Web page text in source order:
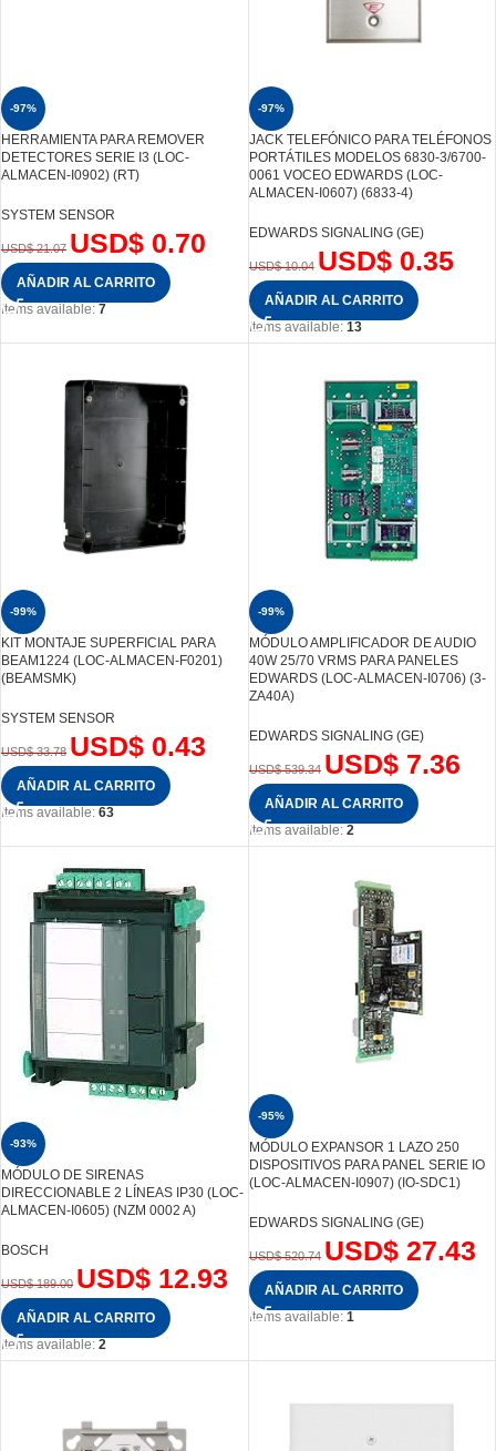
-97%
HERRAMIENTA PARA REMOVER
DETECTORES SERIE I3 (LOC-
ALMACEN-I0902) (RT)
SYSTEM SENSOR
USD$21.07 USD$ 0.70
AÑADIR AL CARRITO
Items available: 7
-97%
JACK TELEFÓNICO PARA TELÉFONOS
PORTÁTILES MODELOS 6830-3/6700-
0061 VOCEO EDWARDS (LOC-
ALMACEN-I0607) (6833-4)
EDWARDS SIGNALING (GE)
USD$10.04 USD$0.35
AÑADIR AL CARRITO
Items available: 13
-99%
KIT MONTAJE SUPERFICIAL PARA
BEAM1224 (LOC-ALMACEN-F0201)
(BEAMSMK)
SYSTEM SENSOR
USD$33.78 USD$ 0.43
AÑADIR AL CARRITO
Items available: 63
-99%
MÓDULO AMPLIFICADOR DE AUDIO
40W 25/70 VRMS PARA PANELES
EDWARDS (LOC-ALMACEN-I0706) (3-
ZA40A)
EDWARDS SIGNALING (GE)
USD$539.34 USD$7.36
AÑADIR AL CARRITO
Items available: 2
-93%
MÓDULO DE SIRENAS
DIRECCIONABLE 2 LÍNEAS IP30 (LOC-
ALMACEN-I0605) (NZM 0002 A)
BOSCH
USD$189.00 USD$ 12.93
AÑADIR AL CARRITO
Items available: 2
-95%
MÓDULO EXPANSOR 1 LAZO 250
DISPOSITIVOS PARA PANEL SERIE IO
(LOC-ALMACEN-I0907) (IO-SDC1)
EDWARDS SIGNALING (GE)
USD$520.74 USD$27.43
AÑADIR AL CARRITO
Items available: 1